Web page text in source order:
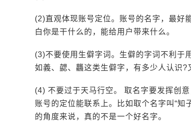
(2)直观体现账号定位。账号的名字，最好
白你是干什么的，能给用户带来什么。
(3)不要使用生僻字词。生僻的字词不利于
如義、勰、龘这类生僻字，有多少人认识?
(4) 不要过于天马行空。 取名字要发挥创
账号的定位能联系上。比如取个名字叫“
的角度来说，真的不是一个好名字。